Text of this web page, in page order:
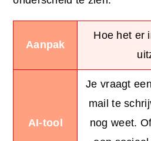
Aanpak
Hoe het er
AI-tool
Je vraagt
mail te
nog weet.